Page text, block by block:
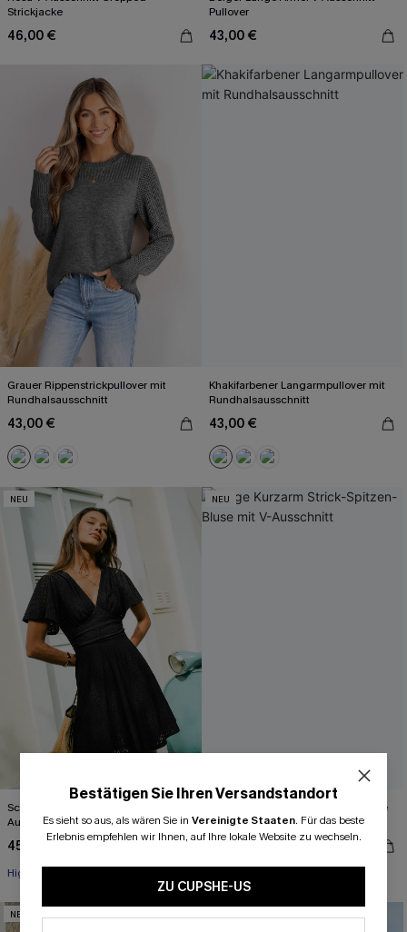
Strickjacke
46,00 €
Pullover
43,00 €
Grauer Rippenstrickpullover mit
Rundhalsausschnitt
43,00 €
Khakifarbener Langarmpullover mit
Rundhalsausschnitt
43,00 €
NEU
Schwarzes Minikleid mit tiefem
Ausschnitt
45,00 €
High waist
NEU
Beige Kurzarm Strick-Spitzen-Bluse
mit V-Ausschnitt
42,00 €
NEU
Bestätigen Sie Ihren Versandstandort
Es sieht so aus, als wären Sie in Vereinigte Staaten. Für das beste
Erlebnis empfehlen wir Ihnen, auf Ihre lokale Website zu wechseln.
ZU CUPSHE-US